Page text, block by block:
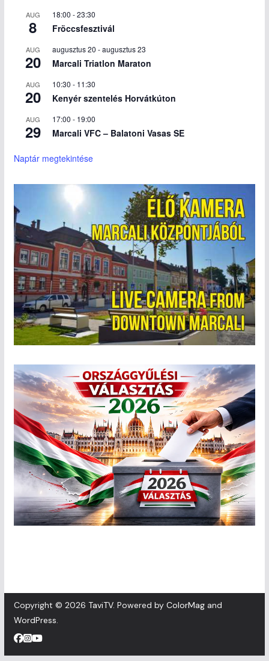
AUG
8
18:00 -23:30
Fröccsfesztivál
AUG
20
augusztus 20 -augusztus 23
Marcali Triatlon Maraton
AUG
20
10:30 - 11:30
Kenyér szentelés Horvátkúton
AUG
29
17:00 - 19:00
Marcali VFC – Balatoni Vasas SE
Naptár megtekintése
Copyright © 2026 TaviTV. Powered by ColorMagand
WordPress.